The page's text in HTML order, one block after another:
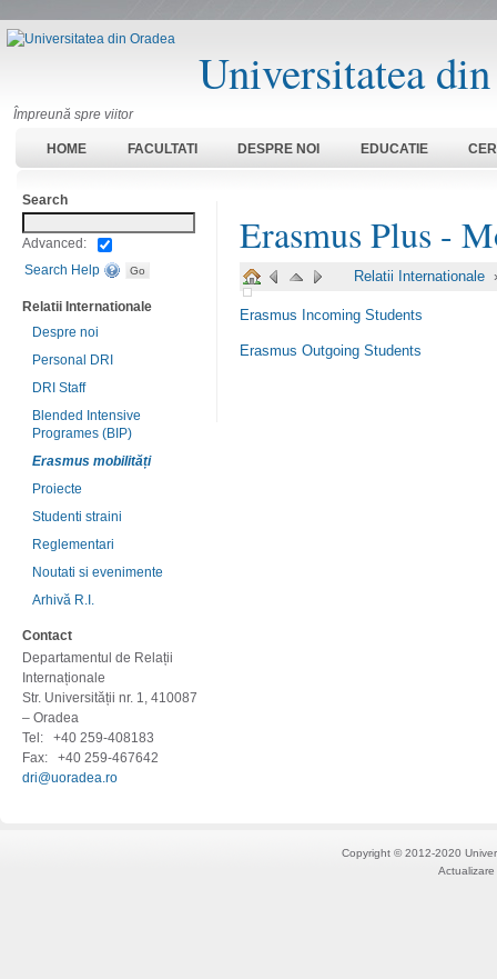
Universitatea
Împreună spre viitor
HOME FACULTATI DESPRE NOI EDUCATIE
Erasmus Plus -
Relatii Internationale
Erasmus Incoming Students
Erasmus Outgoing Students
Search
Advanced:
Search Help
Relatii Internationale
Despre noi
Personal DRI
DRI Staff
Blended Intensive
Programes (BIP)
Erasmus mobilități
Proiecte
Studenti straini
Reglementari
Noutati si evenimente
Arhivă R.I.
Contact
Departamentul de Relații
Internaționale
Str. Universității nr. 1, 410087
– Oradea
Tel: +40 259-408183
Fax: +40 259-467642
dri@uoradea.ro
Copyright © 2012-2020